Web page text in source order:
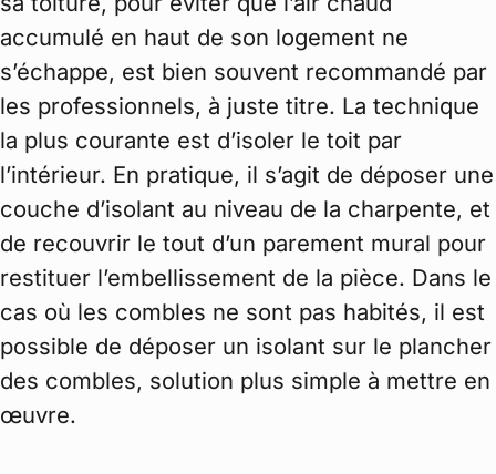
accumulé en haut de son logement ne
s’échappe, est bien souvent recommandé par
les professionnels, à juste titre. La technique
la plus courante est d’isoler le toit par
l’intérieur. En pratique, il s’agit de déposer une
couche d’isolant au niveau de la charpente, et
de recouvrir le tout d’un parement mural pour
restituer l’embellissement de la pièce. Dans le
cas où les combles ne sont pas habités, il est
possible de déposer un isolant sur le plancher
des combles, solution plus simple à mettre en
œuvre.